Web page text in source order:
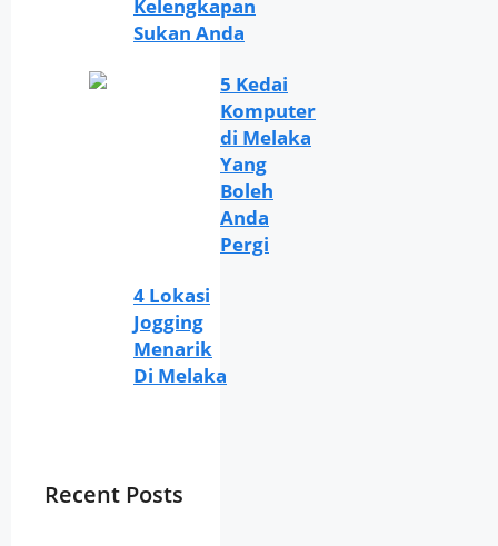
Kelengkapan
Sukan Anda
5 Kedai
Komputer
di Melaka
Yang
Boleh
Anda
Pergi
4 Lokasi
Jogging
Menarik
Di Melaka
Recent Posts